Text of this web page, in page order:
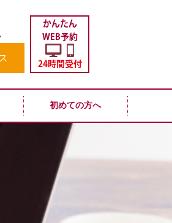
かんたん
WEB予約
24時間受付
初めての方へ